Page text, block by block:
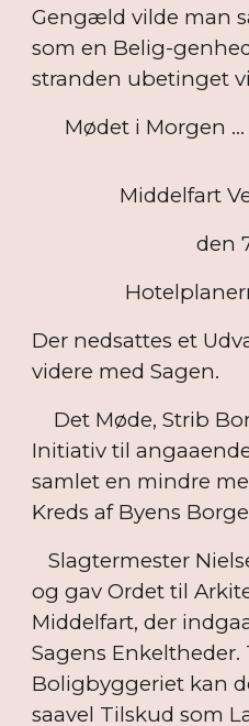
Gengæld vilde man
som en Belig-
stranden ubetinget
Mødet i Morgen ...
Middelfart
den 7de
Hotelplanerne
Der nedsattes et
videre med Sagen.
Det Møde, Strib
Initiativ til
samlet en mindre
Kreds af Byens
Slagtermester
og gav Ordet til
Middelfart, der
Sagens Enkeltheder.
Boligbyggeriet kan
saavel Tilskud som